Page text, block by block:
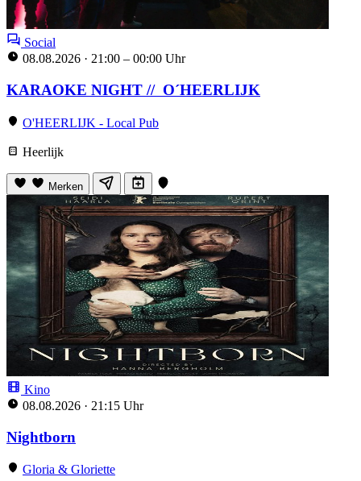
Social
08.08.2026 · 21:00 – 00:00 Uhr
KARAOKE NIGHT // O´HEERLIJK
O'HEERLIJK - Local Pub
Heerlijk
Merken
Kino
08.08.2026 · 21:15 Uhr
Nightborn
Gloria & Gloriette